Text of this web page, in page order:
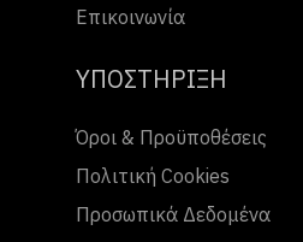
Επικοινωνία
ΥΠΟΣΤΗΡΙΞΗ
Όροι & Προϋποθέσεις
Πολιτική Cookies
Προσωπικά Δεδομένα